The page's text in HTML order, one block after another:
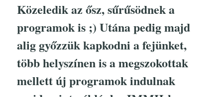
Közeledik az ősz, sűrűsödnek a
programok is ;) Utána pedig majd
alig győzzük kapkodni a fejünket,
több helyszínen is a megszokottak
mellett új programok indulnak